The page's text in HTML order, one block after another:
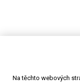
Na těchto webových